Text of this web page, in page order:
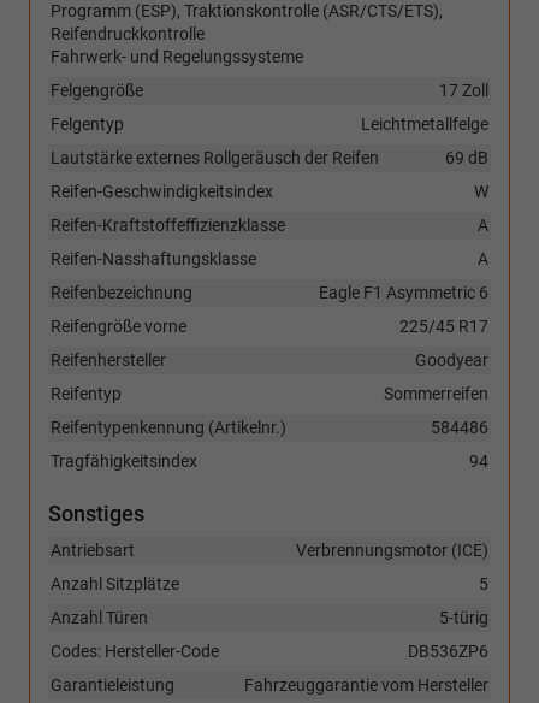
Programm (ESP), Traktionskontrolle (ASR/CTS/ETS),
Reifendruckkontrolle
Fahrwerk- und Regelungssysteme
17 Zoll
Felgengröße
Leichtmetallfelge
Felgentyp
69 dB
Lautstärke externes Rollgeräusch der Reifen
W
Reifen-Geschwindigkeitsindex
A
Reifen-Kraftstoffeffizienzklasse
A
Reifen-Nasshaftungsklasse
Eagle F1 Asymmetric 6
Reifenbezeichnung
225/45 R17
Reifengröße vorne
Goodyear
Reifenhersteller
Sommerreifen
Reifentyp
584486
Reifentypenkennung (Artikelnr.)
94
Tragfähigkeitsindex
Sonstiges
Verbrennungsmotor (ICE)
Antriebsart
5
Anzahl Sitzplätze
5-türig
Anzahl Türen
DB536ZP6
Codes: Hersteller-Code
Fahrzeuggarantie vom Hersteller
Garantieleistung